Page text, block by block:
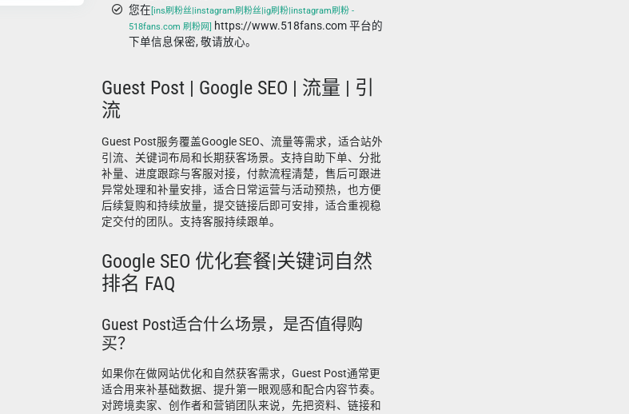
您在[ins刷粉丝|instagram刷粉丝|ig刷粉|instagram刷粉 -
518fans.com 刷粉网] https://www.518fans.com 平台的
下单信息保密, 敬请放心。
Guest Post | Google SEO | 流量 | 引
流
Guest Post服务覆盖Google SEO、流量等需求，适合站外
引流、关键词布局和长期获客场景。支持自助下单、分批
补量、进度跟踪与客服对接，付款流程清楚，售后可跟进
异常处理和补量安排，适合日常运营与活动预热，也方便
后续复购和持续放量，提交链接后即可安排，适合重视稳
定交付的团队。支持客服持续跟单。
Google SEO 优化套餐|关键词自然
排名 FAQ
Guest Post适合什么场景，是否值得购
买？
如果你在做网站优化和自然获客需求，Guest Post通常更
适合用来补基础数据、提升第一眼观感和配合内容节奏。
对跨境卖家、创作者和营销团队来说，先把资料、链接和